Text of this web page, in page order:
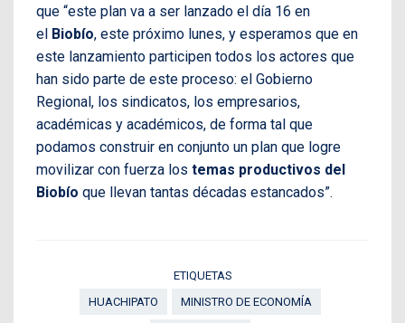
que “este plan va a ser lanzado el día 16 en
el Biobío, este próximo lunes, y esperamos que en
este lanzamiento participen todos los actores que
han sido parte de este proceso: el Gobierno
Regional, los sindicatos, los empresarios,
académicas y académicos, de forma tal que
podamos construir en conjunto un plan que logre
movilizar con fuerza los temas productivos del
Biobío que llevan tantas décadas estancados”.
ETIQUETAS
HUACHIPATO
MINISTRO DE ECONOMÍA